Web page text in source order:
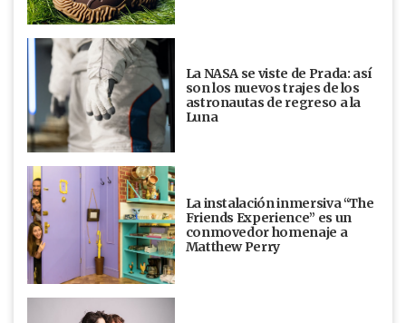
La NASA se viste de Prada: así
son los nuevos trajes de los
astronautas de regreso a la
Luna
La instalación inmersiva “The
Friends Experience” es un
conmovedor homenaje a
Matthew Perry